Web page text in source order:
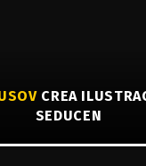
CREA
SEDUCEN